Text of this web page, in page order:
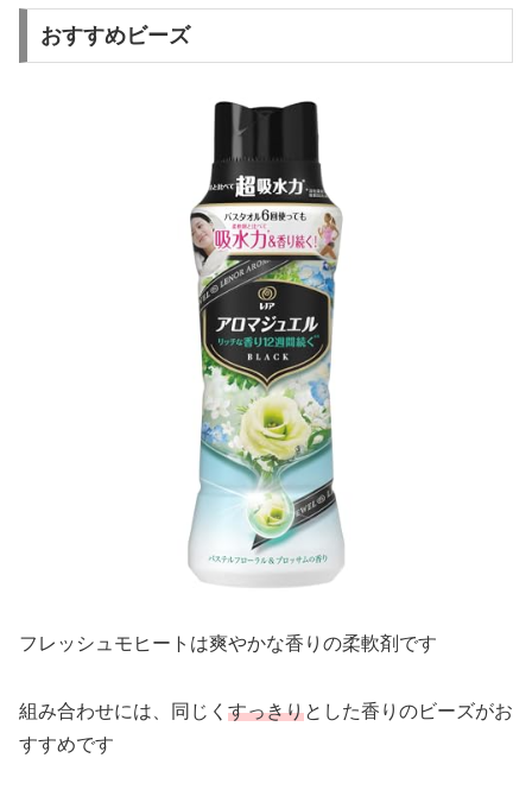
おすすめビーズ
フレッシュモヒートは爽やかな香りの柔軟剤です
組み合わせには、同じく すっきりとした香りのビーズがお
すすめです